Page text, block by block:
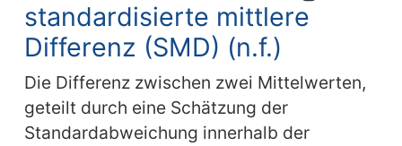
standardisierte mittlere
Differenz (SMD) (n.f.)
Die Differenz zwischen zwei Mittelwerten,
geteilt durch eine Schätzung der
Standardabweichung innerhalb der